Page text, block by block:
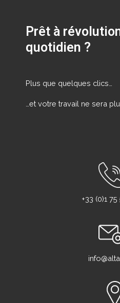
Prêt à
quotidien ?
Plus que quelques clics…
…et votre travail ne sera
+33 (0)1